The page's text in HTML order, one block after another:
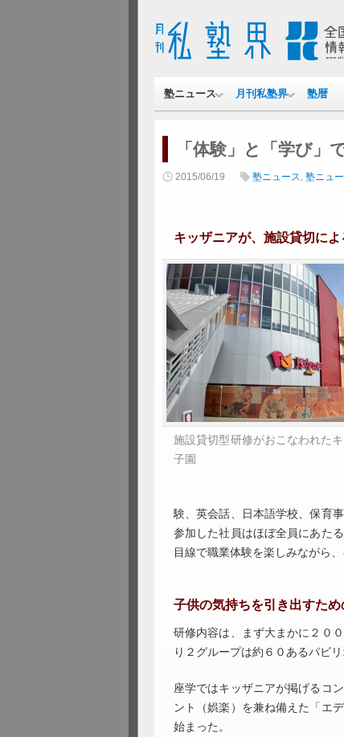
塾ニュース 月刊私塾界 塾暦
「体験」と「学び」
2015/06/19 塾ニュース, 塾ニュ
キッザニアが、施設貸切に
施設貸切型研修がおこなわれた
子園
験、英会話、日本語学校、保育
参加した社員はほぼ全員にあた
目線で職業体験を楽しみながら
子供の気持ちを引き出すた
研修内容は、まず大まかに２０
り２グループは約６０あるパビ
座学ではキッザニアが掲げるコ
ント（娯楽）を兼ね備えた「エ
始まった。